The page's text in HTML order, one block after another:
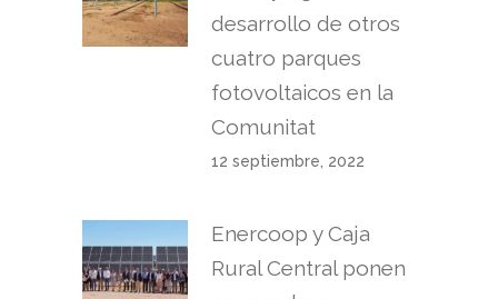
desarrollo de otros
cuatro parques
fotovoltaicos en la
Comunitat
12 septiembre, 2022
Enercoop y Caja
Rural Central ponen